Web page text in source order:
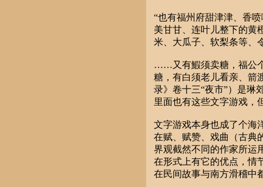
“也有福州府甜津津、香
美甘甘、连叶儿整下的
米、大瓜子、软梨条等、
……又有鰕须卖糖，福公
糖，有白须老儿看亲、
录》卷十三“夜市”）是琳
里面也有这些文字游戏，
文字游戏本身也成了个海
在赋、赋赞、戏曲（古典
界观截然不同的作家所运
在形式上有它的优点，情
在民间故事与南方滑稽中